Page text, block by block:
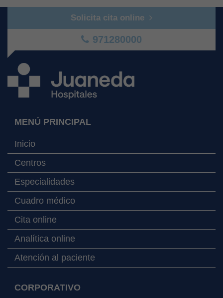
Solicita cita online
971280000
MENÚ PRINCIPAL
Inicio
Centros
Especialidades
Cuadro médico
Cita online
Analítica online
Atención al paciente
CORPORATIVO